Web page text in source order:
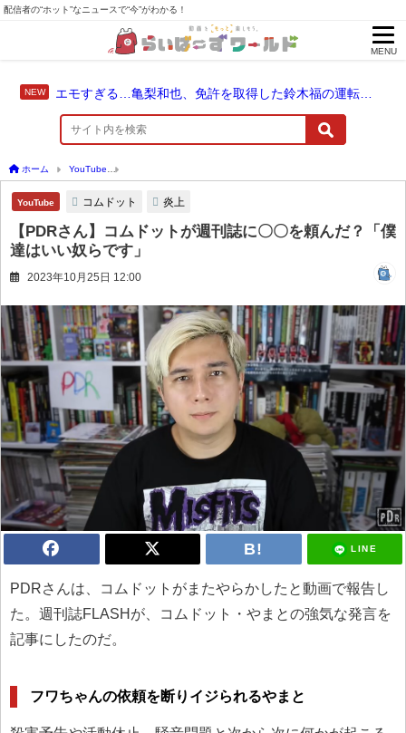
配信者の“ホット”なニュースで“今”がわかる！
MENU
エモすぎる…亀梨和也、免許を取得した鈴木福の運転でドライブ！
ホーム YouTube
YouTube コムドット 炎上
【PDRさん】コムドットが週刊誌に〇〇を頼んだ？「僕
達はいい奴らです」
2023年10月25日 12:00
LINE
PDRさんは、コムドットがまたやらかしたと動画で報告し
た。週刊誌FLASHが、コムドット・やまとの強気な発言を
記事にしたのだ。
フワちゃんの依頼を断りイジられるやまと